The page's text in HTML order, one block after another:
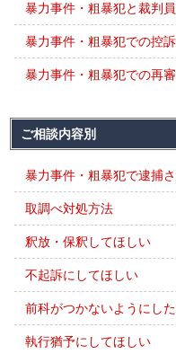
暴力事件・粗暴犯と裁判
暴力事件・粗暴犯での控訴
暴力事件・粗暴犯での再審
ご相談内容別
暴力事件・粗暴犯で逮捕
取調べ対処方法
釈放・保釈してほしい
不起訴にしてほしい
前科がつかないようにし
執行猶予にしてほしい